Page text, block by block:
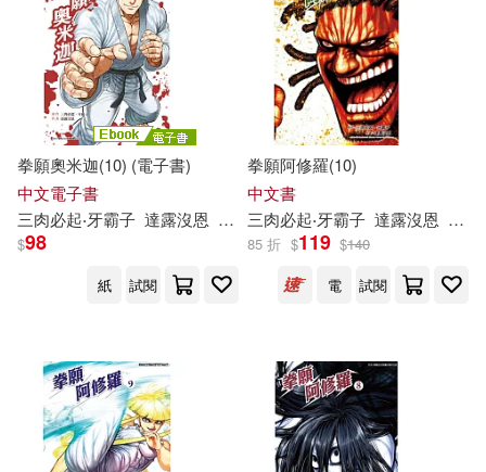
拳願奧米迦(10) (電子書)
中文電子書
三肉必起‧牙霸子 達露沒恩 yoshiki
$98
紙 試閱
拳願阿修羅(10)
中文書
三肉必起‧牙霸子 達露沒恩 砂輪
85 折 $119 $140
電
試閱